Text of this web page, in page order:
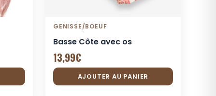
GENISSE/BOEUF
Basse Côte avec os
13,99€
AJOUTER AU PANIER